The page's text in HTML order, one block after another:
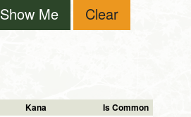
Show Me Clear
Kana Is Common